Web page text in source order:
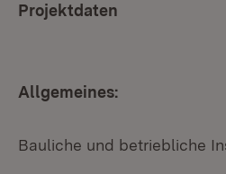
Projektdaten
Allgemeines:
Bauliche und betriebliche